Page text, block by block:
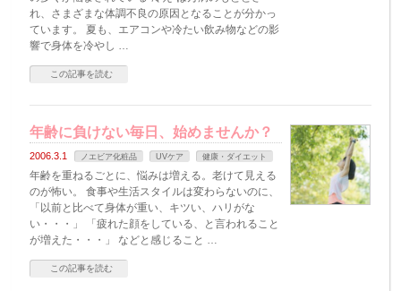
れ、さまざまな体調不良の原因となることが分かっ
ています。 夏も、エアコンや冷たい飲み物などの影
響で身体を冷やし …
この記事を読む
年齢に負けない毎日、始めませんか？
2006.3.1 ノエビア化粧品 UVケア 健康・ダイエット
年齢を重ねるごとに、悩みは増える。老けて見える
のが怖い。 食事や生活スタイルは変わらないのに、
「以前と比べて身体が重い、キツい、ハリがな
い・・・」 「疲れた顔をしている、と言われること
が増えた・・・」 などと感じること …
この記事を読む